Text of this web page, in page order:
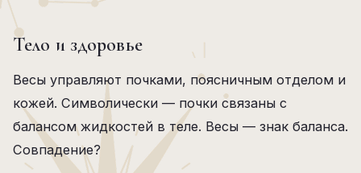
Тело и здоровье
Весы управляют почками, поясничным отделом и
кожей. Символически — почки связаны с
балансом жидкостей в теле. Весы — знак баланса.
Совпадение?